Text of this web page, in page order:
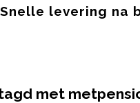
Snelle levering na
met